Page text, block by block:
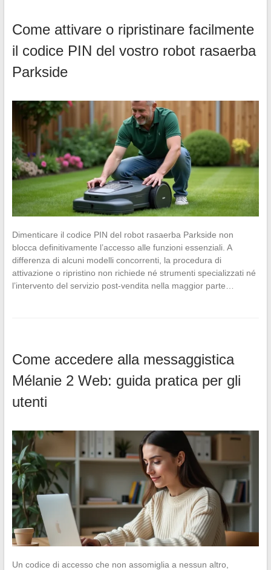
Come attivare o ripristinare facilmente
il codice PIN del vostro robot rasaerba
Parkside
Dimenticare il codice PIN del robot rasaerba Parkside non
blocca definitivamente l’accesso alle funzioni essenziali. A
differenza di alcuni modelli concorrenti, la procedura di
attivazione o ripristino non richiede né strumenti specializzati né
l’intervento del servizio post-vendita nella maggior parte…
Come accedere alla messaggistica
Mélanie 2 Web: guida pratica per gli
utenti
Un codice di accesso che non assomiglia a nessun altro,